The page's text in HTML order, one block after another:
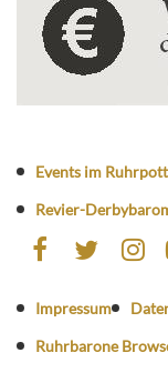
Events im
Revier-
Impressum
Ruhrbarone